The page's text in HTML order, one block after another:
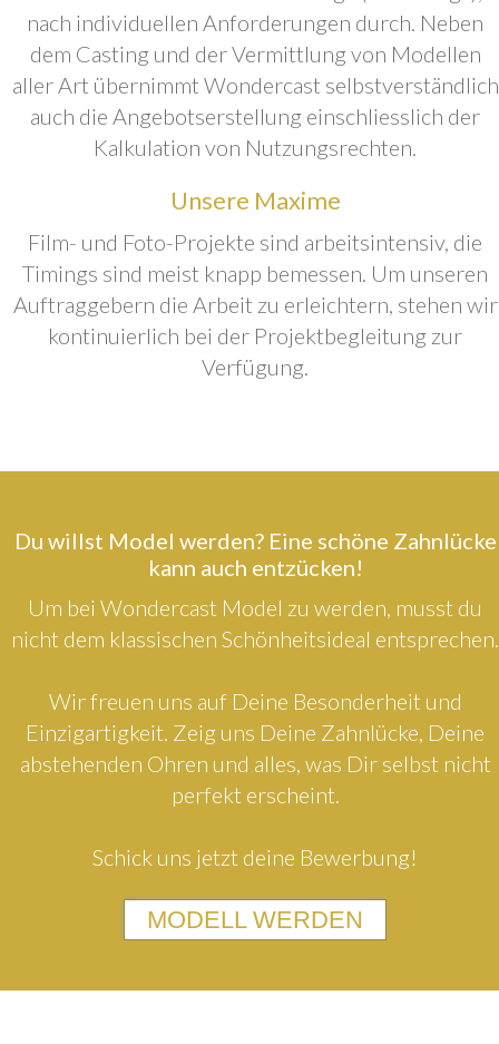
nach individuellen Anforderungen durch. Neben
dem Casting und der Vermittlung von Modellen
aller Art übernimmt Wondercast selbstverständlich
auch die Angebotserstellung einschliesslich der
Kalkulation von Nutzungsrechten.
Unsere Maxime
Film- und Foto-Projekte sind arbeitsintensiv, die
Timings sind meist knapp bemessen. Um unseren
Auftraggebern die Arbeit zu erleichtern, stehen wir
kontinuierlich bei der Projektbegleitung zur
Verfügung.
Du willst Model werden? Eine schöne Zahnlücke
kann auch entzücken!
Um bei Wondercast Model zu werden, musst du
nicht dem klassischen Schönheitsideal entsprechen.
Wir freuen uns auf Deine Besonderheit und
Einzigartigkeit. Zeig uns Deine Zahnlücke, Deine
abstehenden Ohren und alles, was Dir selbst nicht
perfekt erscheint.
Schick uns jetzt deine Bewerbung!
MODELL WERDEN